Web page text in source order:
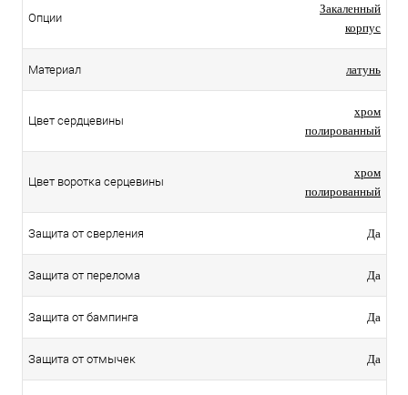
Опции
Закаленный
корпус
Материал латунь
Цвет сердцевины
хром
полированный
Цвет воротка серцевины
хром
полированный
Защита от сверления Да
Защита от перелома Да
Защита от бампинга Да
Защита от отмычек Да